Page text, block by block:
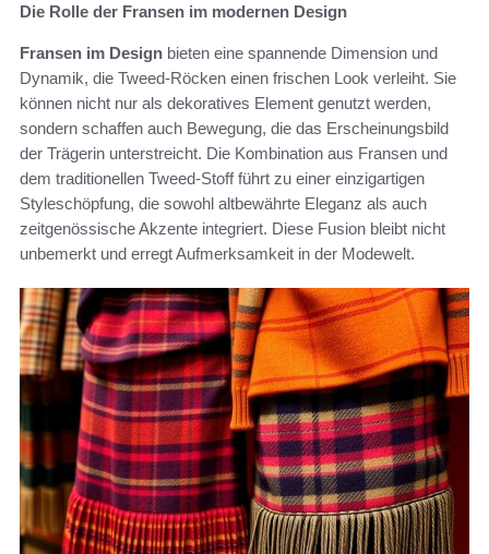
Die Rolle der Fransen im modernen Design
Fransen im Design bieten eine spannende Dimension und
Dynamik, die Tweed-Röcken einen frischen Look verleiht. Sie
können nicht nur als dekoratives Element genutzt werden,
sondern schaffen auch Bewegung, die das Erscheinungsbild
der Trägerin unterstreicht. Die Kombination aus Fransen und
dem traditionellen Tweed-Stoff führt zu einer einzigartigen
Styleschöpfung, die sowohl altbewährte Eleganz als auch
zeitgenössische Akzente integriert. Diese Fusion bleibt nicht
unbemerkt und erregt Aufmerksamkeit in der Modewelt.